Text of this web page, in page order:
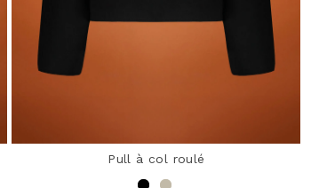
Pull à col roulé